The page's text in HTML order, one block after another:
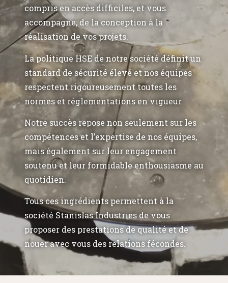
compris en accès difficiles, et vous
accompagne, de la conception à la
réalisation de vos projets.
La politique HSE de notre société définit un
standard de sécurité élevé et nos équipes
respectent rigoureusement toutes les
normes et réglementations en vigueur.
Notre succès repose non seulement sur les
compétences et l’expertise de nos équipes,
mais également sur leur engagement
soutenu et leur formidable enthousiasme au
quotidien.
Tous ces ingrédients permettent à la
société Stanislas Industries de vous
proposer des prestations de qualité et de
nouer avec vous des relations fécondes.